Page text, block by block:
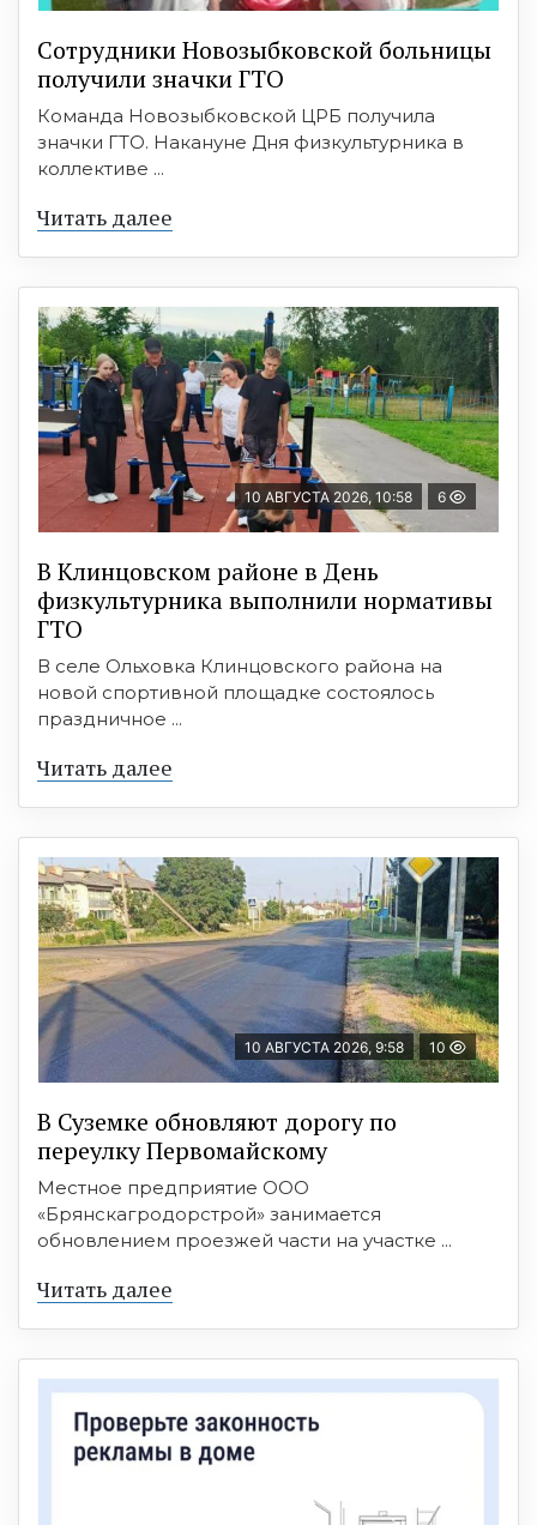
Сотрудники Новозыбковской больницы
получили значки ГТО
Команда Новозыбковской ЦРБ получила
значки ГТО. Накануне Дня физкультурника в
коллективе ...
Читать далее
10 АВГУСТА 2026, 10:58 6
В Клинцовском районе в День
физкультурника выполнили нормативы
ГТО
В селе Ольховка Клинцовского района на
новой спортивной площадке состоялось
праздничное ...
Читать далее
10 АВГУСТА 2026, 9:58 10
В Суземке обновляют дорогу по
переулку Первомайскому
Местное предприятие ООО
«Брянскагродорстрой» занимается
обновлением проезжей части на участке ...
Читать далее